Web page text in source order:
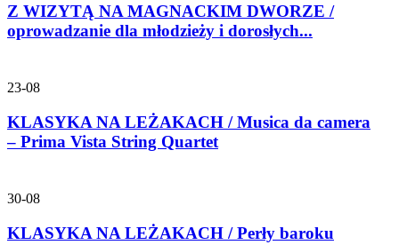
Z WIZYTĄ NA MAGNACKIM DWORZE /
oprowadzanie dla młodzieży i dorosłych...
23-08
KLASYKA NA LEŻAKACH / Musica da camera
– Prima Vista String Quartet
30-08
KLASYKA NA LEŻAKACH / Perły baroku